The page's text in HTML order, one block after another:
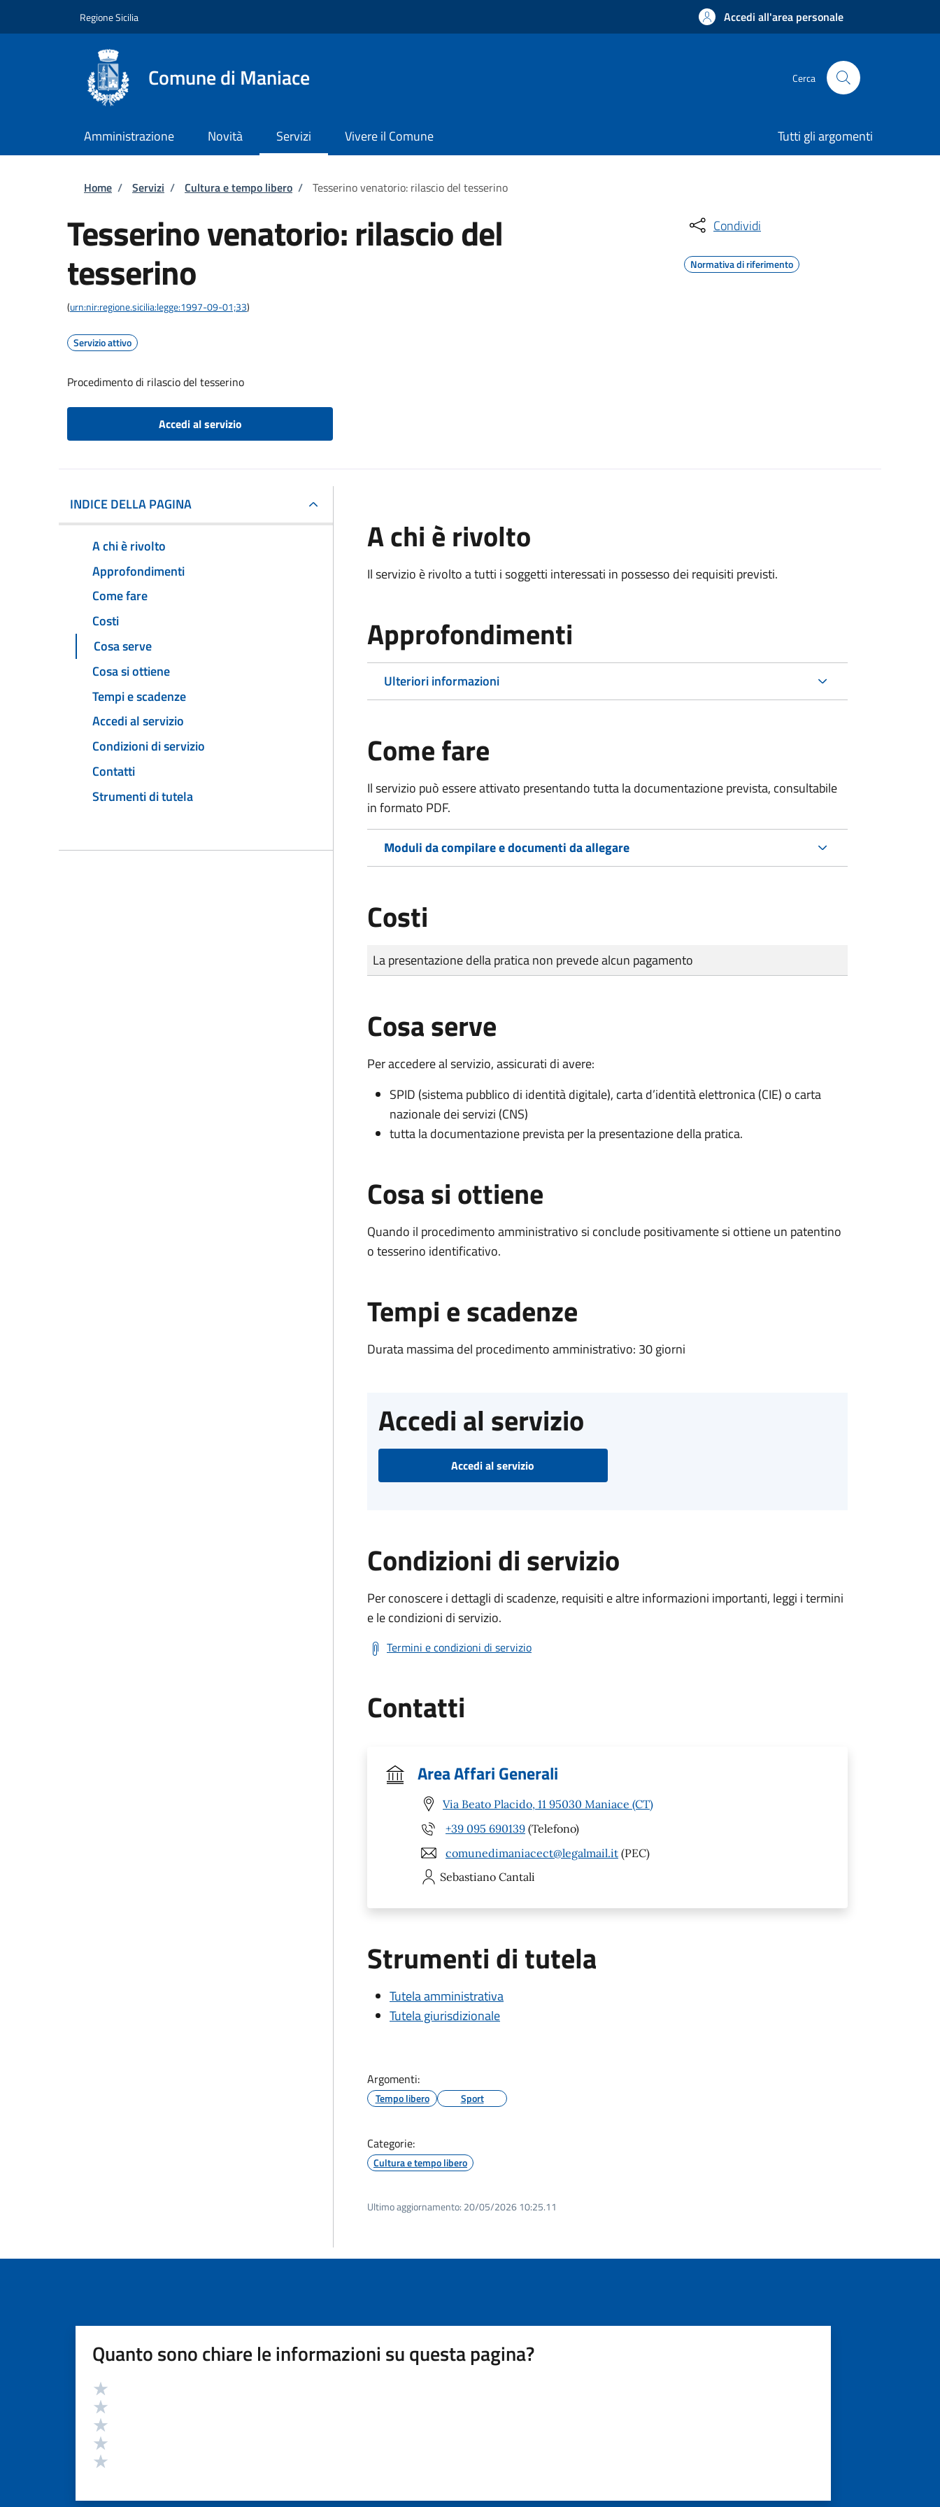
Regione Sicilia Accedi all'area personale
Comune di Maniace Cerca
Amministrazione Novità Servizi Vivere il Comune Tutti gli argomenti
Briciole di pane
Home / Servizi / Cultura e tempo libero / Tesserino venatorio: rilascio del tesserino
Tesserino venatorio: rilascio del
tesserino
(urn:nir:regione.sicilia:legge:1997-09-01;33)
Servizio attivo
Procedimento di rilascio del tesserino
Accedi al servizio
Condividi
Normativa di riferimento
INDICE DELLA PAGINA
A chi è rivolto
Approfondimenti
Come fare
Costi
Cosa serve
Cosa si ottiene
Tempi e scadenze
Accedi al servizio
Condizioni di servizio
Contatti
Strumenti di tutela
A chi è rivolto
Il servizio è rivolto a tutti i soggetti interessati in possesso dei requisiti previsti.
Approfondimenti
Ulteriori informazioni
Come fare
Il servizio può essere attivato presentando tutta la documentazione prevista, consultabile
in formato PDF.
Moduli da compilare e documenti da allegare
Costi
Tipo di pagamento
Importo
La presentazione della pratica non prevede alcun pagamento
Cosa serve
Per accedere al servizio, assicurati di avere:
SPID (sistema pubblico di identità digitale), carta d’identità elettronica (CIE) o carta
nazionale dei servizi (CNS)
tutta la documentazione prevista per la presentazione della pratica.
Cosa si ottiene
Quando il procedimento amministrativo si conclude positivamente si ottiene un patentino
o tesserino identificativo.
Tempi e scadenze
Durata massima del procedimento amministrativo: 30 giorni
Accedi al servizio
Accedi al servizio
Condizioni di servizio
Per conoscere i dettagli di scadenze, requisiti e altre informazioni importanti, leggi i termini
e le condizioni di servizio.
Termini e condizioni di servizio
Contatti
Area Affari Generali
Via Beato Placido, 11 95030 Maniace (CT)
+39 095 690139 (Telefono)
comunedimaniacect@legalmail.it (PEC)
Sebastiano Cantali
Strumenti di tutela
Tutela amministrativa
Tutela giurisdizionale
Argomenti:
Tempo libero Sport
Categorie:
Cultura e tempo libero
Ultimo aggiornamento: 20/05/2026 10:25.11
Quanto sono chiare le informazioni su questa pagina?
Valutazione